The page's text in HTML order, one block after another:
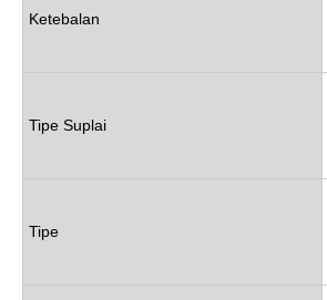
Ketebalan
Tipe Suplai
Tipe